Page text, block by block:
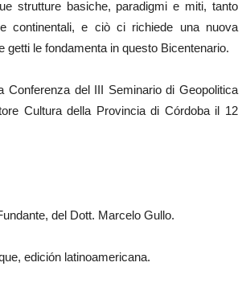
strutture basiche, paradigmi e miti, tanto
continentali, e ciò ci richiede una nuova
getti le fondamenta in questo Bicentenario.
Conferenza del III Seminario di Geopolitica
Cultura della Provincia di Córdoba il 12
del Dott. Marcelo Gullo.
edición latinoamericana.